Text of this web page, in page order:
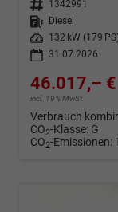
Fahrzeugnr. 1342991
Kraftstoff
Diesel
Leistung
132 kW (179
31.07.2026
46.017,– €
incl. 19% MwSt.
Verbrauch
CO2-Klasse: G
CO2-Emissionen: